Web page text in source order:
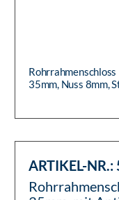
35mm, Nuss 8mm, Stulpe
ARTIKEL-NR.: